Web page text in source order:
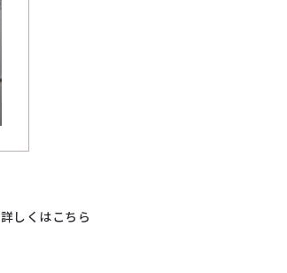
詳しくはこちら